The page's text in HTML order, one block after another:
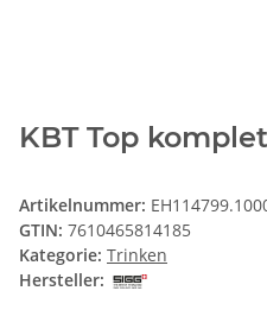
KBT Top
Artikelnummer:
GTIN: 7610465814185
Kategorie: Trinken
Hersteller: